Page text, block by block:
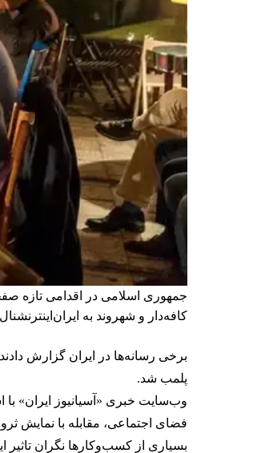
جمهوری اسلامی در اقدامی تازه
کافه‌‌دار و شهروند به
پلمب شد.
وب‌سایت خبری «آسیانیوز ایران»
فضای اجتماعی، مقابله با نمایش
بسیاری از کسب‌وکارها نگران